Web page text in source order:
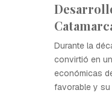
Durante la
convirtió en
económicas
favorable y